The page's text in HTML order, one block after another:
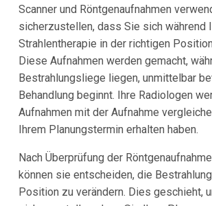
Scanner und Röntgenaufnahmen
sicherzustellen, dass Sie sich während
Strahlentherapie in der richtigen
Diese Aufnahmen werden gemacht,
Bestrahlungsliege liegen, unmittelbar
Behandlung beginnt. Ihre Radiologen
Aufnahmen mit der Aufnahme
Ihrem Planungstermin erhalten haben.
Nach Überprüfung der
können sie entscheiden, die
Position zu verändern. Dies geschieht,